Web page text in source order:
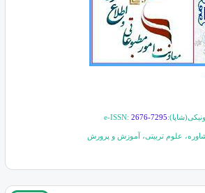
e-ISSN: 2676-7295
علوم تربیتی، آموزش و پرورش